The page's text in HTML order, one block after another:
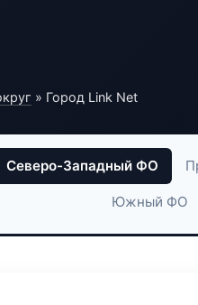
» Город Link Net
Северо-Западный ФО
Южный ФО